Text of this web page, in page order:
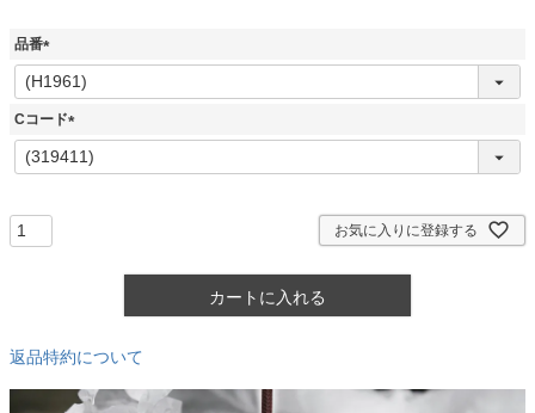
品番
(
必
須
Cコード
(
必
お気に入りに登録する
カートに入れる
返品特約について